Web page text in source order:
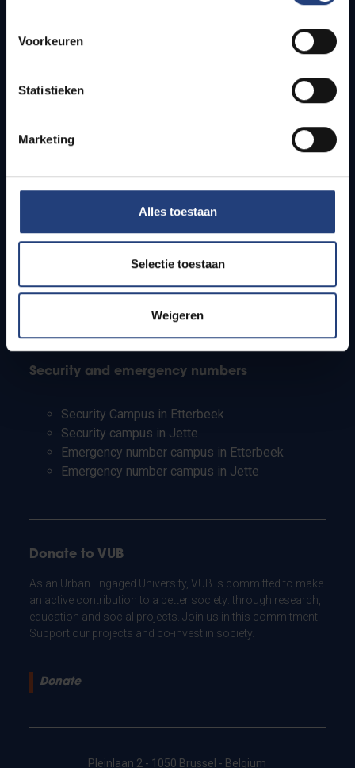
Voorkeuren
Statistieken
Marketing
Alles toestaan
Selectie toestaan
Weigeren
How to get to the VUB campuses
Students
PhD students
Teachers and secondary schools
Working students
Security and emergency numbers
Security Campus in Etterbeek
Security campus in Jette
Emergency number campus in Etterbeek
Emergency number campus in Jette
Donate to VUB
As an Urban Engaged University, VUB is committed to make
an active contribution to a better society: through research,
education and social projects. Join us in this commitment.
Support our projects and co-invest in society.
Donate
Pleinlaan 2 - 1050 Brussel - Belgium